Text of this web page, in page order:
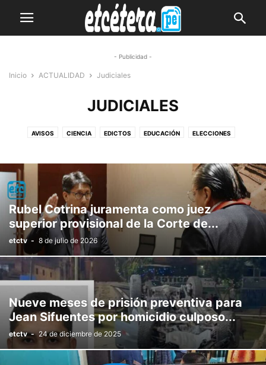
- Publicidad -
Inicio ACTUALIDAD Judiciales
JUDICIALES
AVISOS CIENCIA EDICTOS EDUCACIÓN ELECCIONES
POLICIALES POLÍTICA PUBLICIDAD REGIONALES SALUD
Rubel Cotrina juramenta como juez
superior provisional de la Corte de...
etctv - 8 de julio de 2026
Nueve meses de prisión preventiva para
Jean Sifuentes por homicidio culposo...
etctv - 24 de diciembre de 2025